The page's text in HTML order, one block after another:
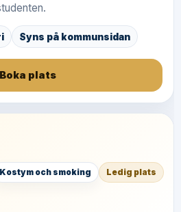
Syns på kommunsidan
Boka plats
Kostym och smoking Ledig plats